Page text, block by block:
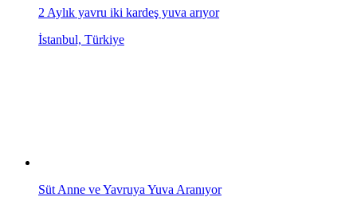
2 Aylık yavru iki kardeş yuva arıyor
İstanbul, Türkiye
Süt Anne ve Yavruya Yuva Aranıyor